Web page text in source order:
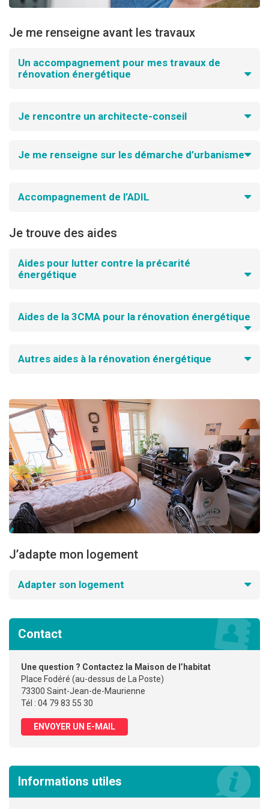
Je me renseigne avant les travaux
Un accompagnement pour mes travaux de
rénovation énergétique
Je rencontre un architecte-conseil
Je me renseigne sur les démarche d’urbanisme
Accompagnement de l’ADIL
Je trouve des aides
Aides pour lutter contre la précarité
énergétique
Aides de la 3CMA pour la rénovation énergétique
Autres aides à la rénovation énergétique
J’adapte mon logement
Adapter son logement
Contact
Une question ? Contactez la Maison de l’habitat
Place Fodéré (au-dessus de La Poste)
73300 Saint-Jean-de-Maurienne
Tél : 04 79 83 55 30
ENVOYER UN E-MAIL
Informations utiles